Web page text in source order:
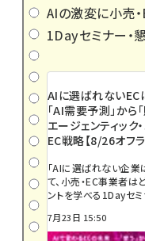
AIの激変に小売
1Dayセミナー・
AIに選ばれないEC
「AI需要予測」から
エージェンティック
EC戦略【8/26オフ
「AIに選ばれない企業
て、小売・EC事業者
ントを学べる1Dayセミ
7月23日 15:50